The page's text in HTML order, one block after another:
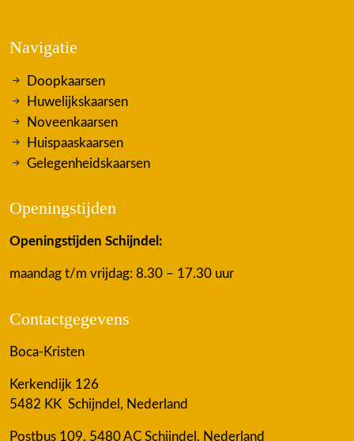
Navigatie
Doopkaarsen
Huwelijkskaarsen
Noveenkaarsen
Huispaaskaarsen
Gelegenheidskaarsen
Openingstijden
Openingstijden Schijndel:
maandag t/m vrijdag: 8.30 – 17.30 uur
Contactgegevens
Boca-Kristen
Kerkendijk 126
5482 KK Schijndel, Nederland
Postbus 109, 5480 AC Schijndel, Nederland